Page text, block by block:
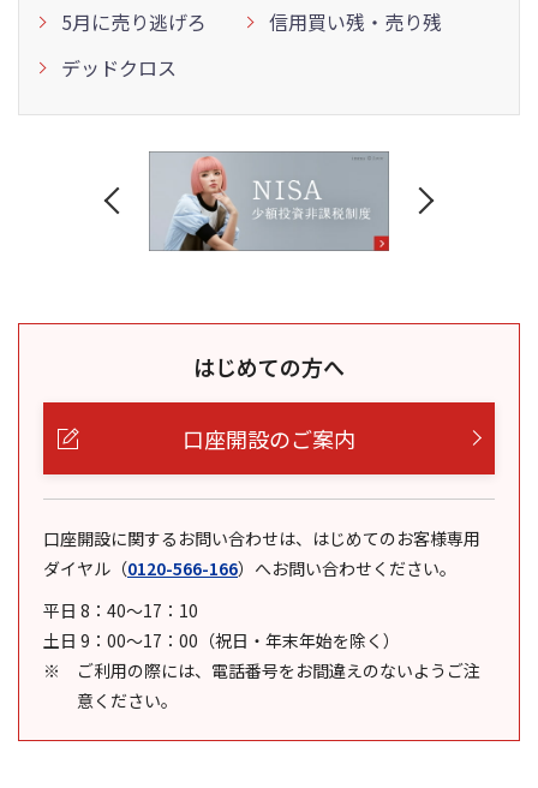
5月に売り逃げろ
信用買い残・売り残
デッドクロス
はじめての方へ
口座開設のご案内
口座開設に関するお問い合わせは、はじめてのお客様専用
ダイヤル （0120-566-166） へお問い合わせください。
平日 8：40～17：10
土日 9：00～17：00（祝日・年末年始を除く）
ご利用の際には、電話番号をお間違えのないようご注
意ください。